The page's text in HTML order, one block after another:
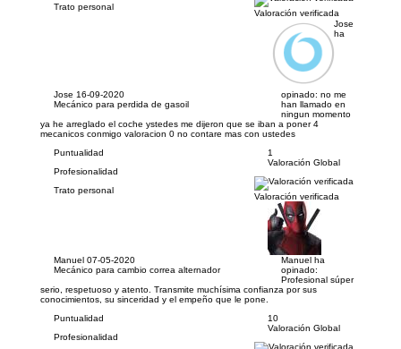
Trato personal
Valoración verificada
Jose 16-09-2020
Mecánico para perdida de gasoil
Jose
ha
opinado: no me
han llamado en
ningun momento
ya he arreglado el coche ystedes me dijeron que se iban a poner 4
mecanicos conmigo valoracion 0 no contare mas con ustedes
Puntualidad
Profesionalidad
Trato personal
1
Valoración Global
Valoración verificada
Manuel 07-05-2020
Mecánico para cambio correa alternador
Manuel ha
opinado:
Profesional súper
serio, respetuoso y atento. Transmite muchísima confianza por sus
conocimientos, su sinceridad y el empeño que le pone.
Puntualidad
Profesionalidad
10
Valoración Global